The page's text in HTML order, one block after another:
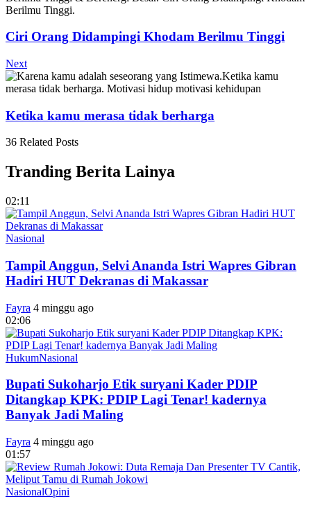
Ciri Orang Didampingi Khodam Berilmu Tinggi
Next
Ketika kamu merasa tidak berharga
36 Related Posts
Tranding Berita Lainya
02:11
Nasional
Tampil Anggun, Selvi Ananda Istri Wapres Gibran
Hadiri HUT Dekranas di Makassar
Fayra 4 minggu ago
02:06
HukumNasional
Bupati Sukoharjo Etik suryani Kader PDIP
Ditangkap KPK: PDIP Lagi Tenar! kadernya
Banyak Jadi Maling
Fayra 4 minggu ago
01:57
NasionalOpini